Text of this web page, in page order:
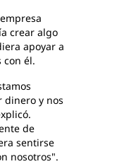
crear algo
apoyar a
con él.
dinero y nos
de
sentirse
nosotros".